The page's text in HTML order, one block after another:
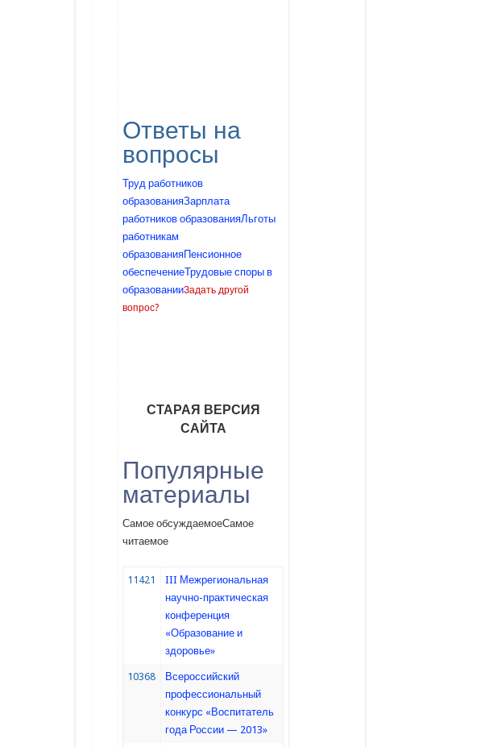
Ответы на
вопросы
Труд работников
образованияЗарплата
работников образованияЛьготы
работникам
образованияПенсионное
обеспечениеТрудовые споры в
образованииЗадать другой
вопрос?
СТАРАЯ ВЕРСИЯ
САЙТА
Популярные
материалы
Самое обсуждаемоеСамое
читаемое
11421
III Межрегиональная
научно-практическая
конференция
«Образование и
здоровье»
10368
Всероссийский
профессиональный
конкурс «Воспитатель
года России — 2013»